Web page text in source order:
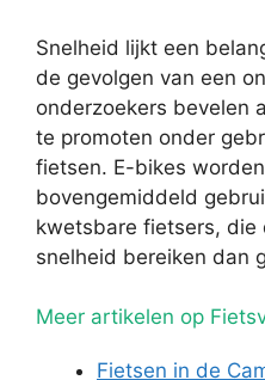
Snelheid lijkt een
de gevolgen van een
onderzoekers bevelen
te promoten onder
fietsen. E-bikes
bovengemiddeld
kwetsbare fietsers, die
snelheid bereiken dan
Meer artikelen op
Fietsen in de